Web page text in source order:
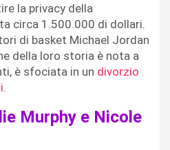
la privacy della
circa 1.500.000 di dollari.
di basket Michael Jordan
della loro storia è nota a
è sfociata in un divorzio
.
Murphy e Nicole